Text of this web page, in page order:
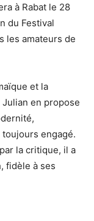
à Rabat le 28
du Festival
les amateurs de
et la
en propose
toujours engagé.
la critique, il a
fidèle à ses